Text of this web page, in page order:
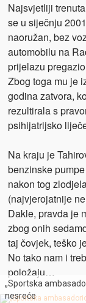
Najsvjetliji
se u siječnju
naoružan, bez
automobilu na
prijelazu
Zbog toga mu je
godina zatvora,
rezultirala s
psihijatrijsko
Na kraju je
benzinske
nakon tog
(najvjerojatnije
Dakle, pravda je
zbog onih
taj čovjek, teško
No tako nam i
položaju…
„Sportska
nesreće